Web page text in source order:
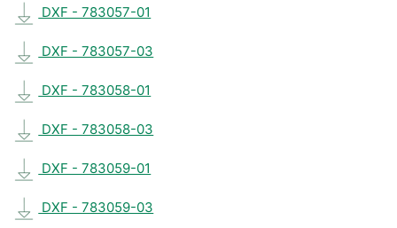
DXF - 783057-01
DXF - 783057-03
DXF - 783058-01
DXF - 783058-03
DXF - 783059-01
DXF - 783059-03